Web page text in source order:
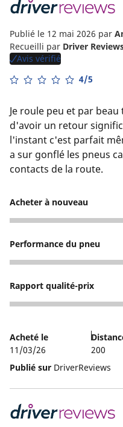
Publié le 12 mai 2026 par
Recueilli par Driver
Avis vérifié
4/5
Je roule peu et par
d'avoir un retour
l'instant c'est parfait
a sur gonflé les pneus
contacts de la route.
Acheter à nouveau
4
Performance du pneu
3
Rapport qualité-prix
3
Acheté le
11/03/26
200
Publié sur DriverReviews